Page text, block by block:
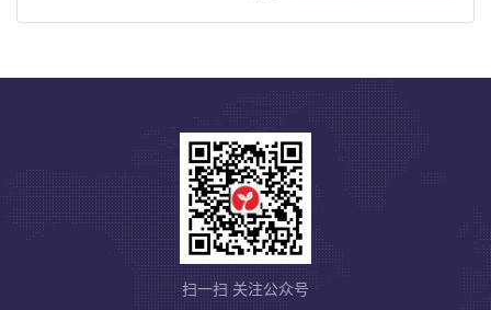
扫一扫 关注公众号